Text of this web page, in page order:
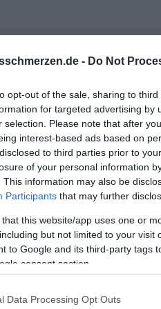
- Do Not
opt-out of the sale, sharing to
for targeted advertising by
selection. Please note that after
interest-based ads based on
to third parties prior to
of your personal information
This information may also be
Participants that may further
this website/app uses one or
but not limited to your visit
to Google and its third-party tags
consent section.
Data Processing Opt Outs
nicht in Frage kommt.
in Frage? Liegt dir an deiner
ich von Ihm los? Ich habe Angst
Hause verbringen und wenn
hinterherzuspionieren.
ist sehr zwanghaft und